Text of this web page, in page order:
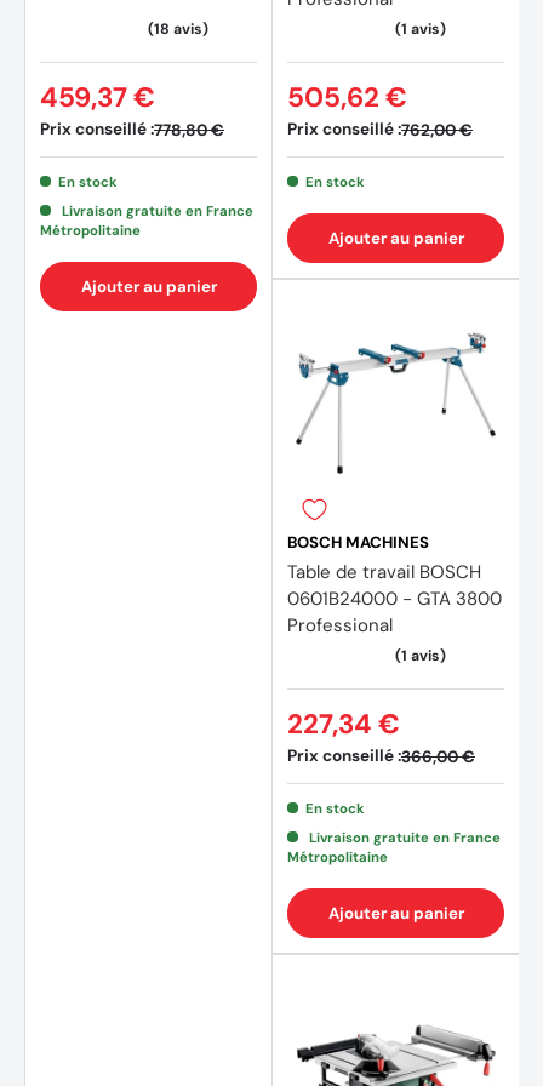
Accessoires
Adaptateur d'aspiration
Butée angulaire
Butée parallèle
Lame de scie 254 x 30 mm
Rangement pour lame de scie supplémentaire
Retrouvez toute notre gamme de
Prix conseillé :778,80 €
459,37 €
En stock
Livraison gratuite en France
Métropolitaine
Ajouter au panier
Prix conseillé :762,00 €
505,62 €
En stock
Ajouter au panier
BOSCH MACHINES
Table de travail BOSCH
0601B24000 - GTA 3800
Professional
Prix conseillé :366,00 €
227,34 €
En stock
Livraison gratuite en France
Métropolitaine
Ajouter au panier